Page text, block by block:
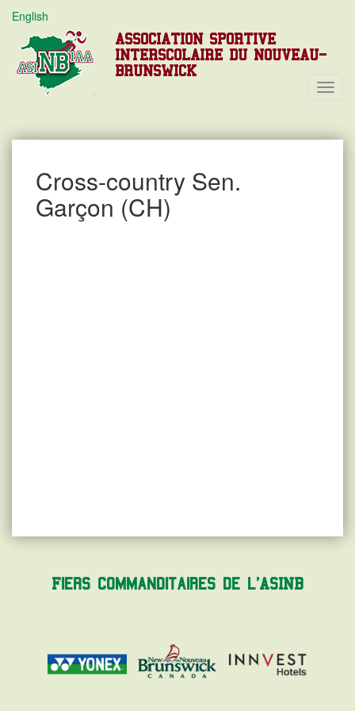
English
ASSOCIATION SPORTIVE
INTERSCOLAIRE DU NOUVEAU-
BRUNSWICK
Cross-country Sen.
Garçon (CH)
Fiers commanditaires de l'ASINB